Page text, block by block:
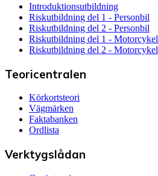
Introduktionsutbildning
Riskutbildning del 1 - Personbil
Riskutbildning del 2 - Personbil
Riskutbildning del 1 - Motorcykel
Riskutbildning del 2 - Motorcykel
Teoricentralen
Körkortsteori
Vägmärken
Faktabanken
Ordlista
Verktygslådan